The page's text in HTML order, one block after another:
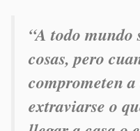
“A todo mundo
cosas, pero
comprometen
extraviarse o